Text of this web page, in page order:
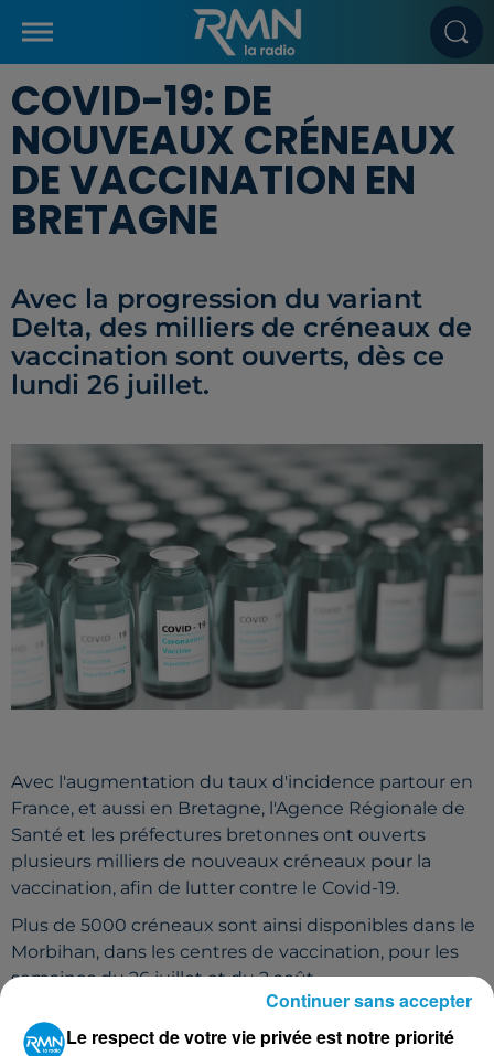
COVID-19: DE
NOUVEAUX CRÉNEAUX
DE VACCINATION EN
BRETAGNE
Avec la progression du variant
Delta, des milliers de créneaux de
vaccination sont ouverts, dès ce
lundi 26 juillet.
Avec l'augmentation du taux d'incidence partour en
France, et aussi en Bretagne, l'Agence Régionale de
Santé et les préfectures bretonnes ont ouverts
plusieurs milliers de nouveaux créneaux pour la
vaccination, afin de lutter contre le Covid-19.
Plus de 5000 créneaux sont ainsi disponibles dans le
Morbihan, dans les centres de vaccination, pour les
semaines du 26 juillet et du 2 août.
créneaux qui ont été ouverts, alors que le Finistère
Le respect de votre vie privée est notre priorité
Continuer sans accepter